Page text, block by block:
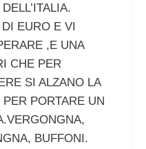
EURO E VI
,E UNA
CHE PER
SI ALZANO LA
PORTARE UN
BUFFONI.